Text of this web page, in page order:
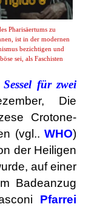
Pharisäertums zu
ist in der modernen
bezichtigen und
sei, als Faschisten
für zwei
Die
Crotone-
(vgl..WHO)
der Heiligen
auf einer
Badeanzug
Pfarrei